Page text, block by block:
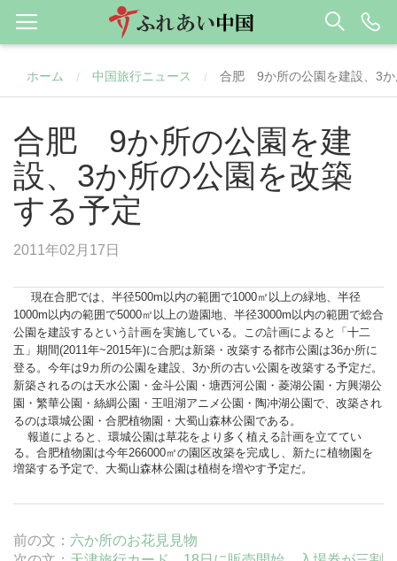
ホーム / 中国旅行ニュース / 合肥 9か所の公園を建設、3か
合肥 9か所の公園を建
設、3か所の公園を改築
する予定
2011年02月17日
現在合肥では、半径500m以内の範囲で1000㎡以上の緑地、半径
1000m以内の範囲で5000㎡以上の遊園地、半径3000m以内の範囲で総合
公園を建設するという計画を実施している。この計画によると「十二
五」期間(2011年~2015年)に合肥は新築・改築する都市公園は36か所に
登る。今年は9カ所の公園を建設、3か所の古い公園を改築する予定だ。
新築されるのは天水公園・金斗公園・塘西河公園・菱湖公園・方興湖公
園・繁華公園・絲綢公園・王咀湖アニメ公園・陶冲湖公園で、改築され
るのは環城公園・合肥植物園・大蜀山森林公園である。
報道によると、環城公園は草花をより多く植える計画を立ててい
る。合肥植物園は今年266000㎡の園区改築を完成し、新たに植物園を
増築する予定で、大蜀山森林公園は植樹を増やす予定だ。
前の文： 六か所のお花見見物